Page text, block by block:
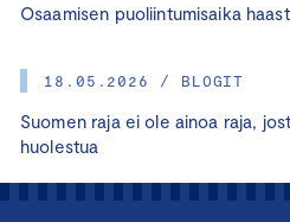
Osaamisen puoliintumisaika
18.05.2026 / BLOGIT
Suomen raja ei ole ainoa raja,
huolestua